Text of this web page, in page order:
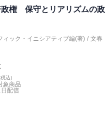
権 保守とリアリズムの政
ィック・イニシアティブ編(著) / 文春
込)
象商品
配信